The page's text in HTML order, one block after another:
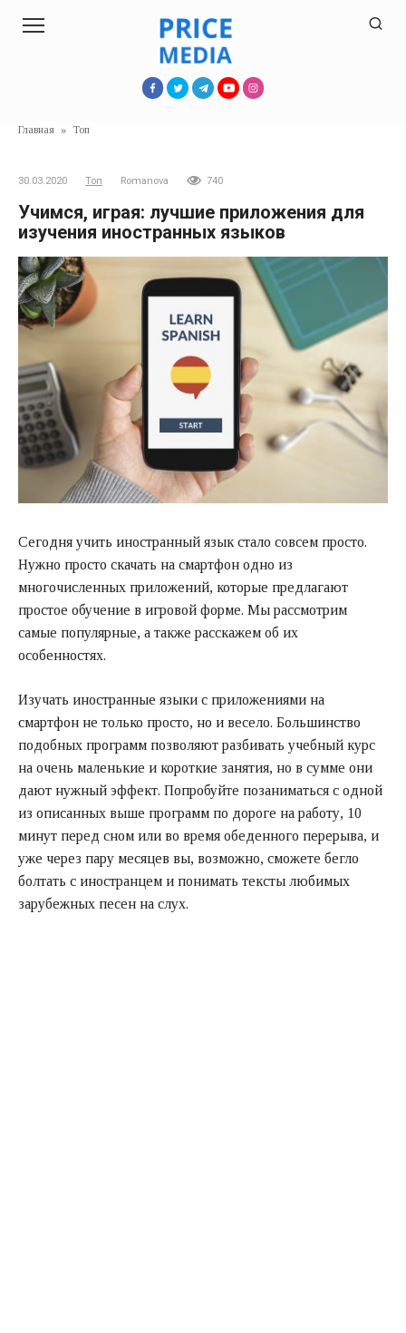
Главная » Топ
30.03.2020 Топ Romanova 740
Учимся, играя: лучшие приложения для
изучения иностранных языков
Сегодня учить иностранный язык стало совсем просто.
Нужно просто скачать на смартфон одно из
многочисленных приложений, которые предлагают
простое обучение в игровой форме. Мы рассмотрим
самые популярные, а также расскажем об их
особенностях.
Изучать иностранные языки с приложениями на
смартфон не только просто, но и весело. Большинство
подобных программ позволяют разбивать учебный курс
на очень маленькие и короткие занятия, но в сумме они
дают нужный эффект. Попробуйте позаниматься с одной
из описанных выше программ по дороге на работу, 10
минут перед сном или во время обеденного перерыва, и
уже через пару месяцев вы, возможно, сможете бегло
болтать с иностранцем и понимать тексты любимых
зарубежных песен на слух.